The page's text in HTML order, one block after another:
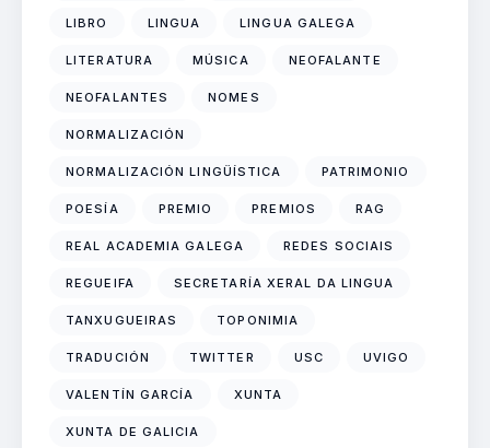
LIBRO LINGUA LINGUA GALEGA
LITERATURA MÚSICA NEOFALANTE
NEOFALANTES NOMES
NORMALIZACIÓN
NORMALIZACIÓN LINGÜÍSTICA PATRIMONIO
POESÍA PREMIO PREMIOS RAG
REAL ACADEMIA GALEGA REDES SOCIAIS
REGUEIFA SECRETARÍA XERAL DA LINGUA
TANXUGUEIRAS TOPONIMIA
TRADUCIÓN TWITTER USC UVIGO
VALENTÍN GARCÍA XUNTA
XUNTA DE GALICIA